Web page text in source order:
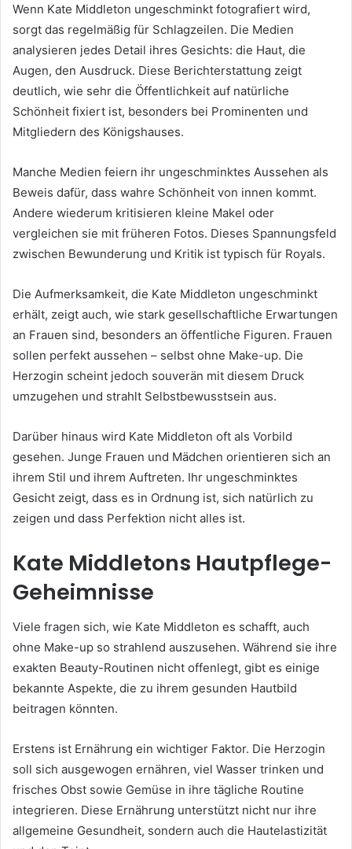
Wenn Kate Middleton ungeschminkt fotografiert wird,
sorgt das regelmäßig für Schlagzeilen. Die Medien
analysieren jedes Detail ihres Gesichts: die Haut, die
Augen, den Ausdruck. Diese Berichterstattung zeigt
deutlich, wie sehr die Öffentlichkeit auf natürliche
Schönheit fixiert ist, besonders bei Prominenten und
Mitgliedern des Königshauses.
Manche Medien feiern ihr ungeschminktes Aussehen als
Beweis dafür, dass wahre Schönheit von innen kommt.
Andere wiederum kritisieren kleine Makel oder
vergleichen sie mit früheren Fotos. Dieses Spannungsfeld
zwischen Bewunderung und Kritik ist typisch für Royals.
Die Aufmerksamkeit, die Kate Middleton ungeschminkt
erhält, zeigt auch, wie stark gesellschaftliche Erwartungen
an Frauen sind, besonders an öffentliche Figuren. Frauen
sollen perfekt aussehen – selbst ohne Make-up. Die
Herzogin scheint jedoch souverän mit diesem Druck
umzugehen und strahlt Selbstbewusstsein aus.
Darüber hinaus wird Kate Middleton oft als Vorbild
gesehen. Junge Frauen und Mädchen orientieren sich an
ihrem Stil und ihrem Auftreten. Ihr ungeschminktes
Gesicht zeigt, dass es in Ordnung ist, sich natürlich zu
zeigen und dass Perfektion nicht alles ist.
Kate Middletons Hautpflege-
Geheimnisse
Viele fragen sich, wie Kate Middleton es schafft, auch
ohne Make-up so strahlend auszusehen. Während sie ihre
exakten Beauty-Routinen nicht offenlegt, gibt es einige
bekannte Aspekte, die zu ihrem gesunden Hautbild
beitragen könnten.
Erstens ist Ernährung ein wichtiger Faktor. Die Herzogin
soll sich ausgewogen ernähren, viel Wasser trinken und
frisches Obst sowie Gemüse in ihre tägliche Routine
integrieren. Diese Ernährung unterstützt nicht nur ihre
allgemeine Gesundheit, sondern auch die Hautelastizität